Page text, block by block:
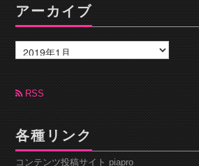
アーカイブ
ー
カ
ブ RSS
各種リンク
コンテンツ投稿サイト piapro